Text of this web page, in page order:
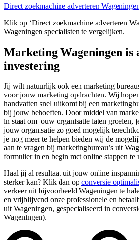
Direct zoekmachine adverteren Wageningen
Klik op ‘Direct zoekmachine adverteren
Wageningen specialisten te vergelijken.
Marketing Wageningen is
investering
Jij wilt natuurlijk ook een marketing
voor jouw marketing opdrachten. Wij
handvatten snel uitkomt bij een
bij jouw behoeften. Door middel van
in staat om jouw organisatie laten groeien,
jouw organisatie zo goed mogelijk
je nog meer te helpen bieden wij de
aan te vragen bij marketingbureau’s uit
formulier in en begin met online stappen te
Haal jij al resultaat uit jouw online
sterker kan? Klik dan op conversie
verkeer uit bijvoorbeeld Wageningen te
en vrijblijvend onze professionele en
uit Wageningen, gespecialiseerd in
Wageningen).